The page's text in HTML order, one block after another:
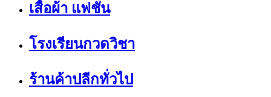
เสื้อผ้า แฟชั่น
โรงเรียนกวดวิชา
ร้านค้าปลีกทั่วไป